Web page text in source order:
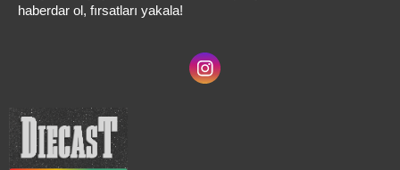
haberdar ol, fırsatları yakala!